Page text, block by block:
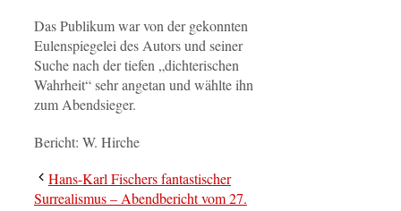
Das Publikum war von der gekonnten
Eulenspiegelei des Autors und seiner
Suche nach der tiefen „dichterischen
Wahrheit“ sehr angetan und wählte ihn
zum Abendsieger.
Bericht: W. Hirche
Hans-Karl Fischers fantastischer
Surrealismus – Abendbericht vom 27.